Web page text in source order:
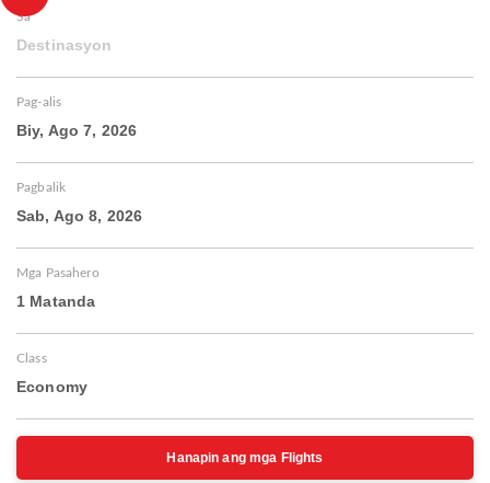
Sa
Destinasyon
Pag-alis
Biy, Ago 7, 2026
Pagbalik
Sab, Ago 8, 2026
Mga Pasahero
1 Matanda
Class
Economy
Hanapin ang mga Flights